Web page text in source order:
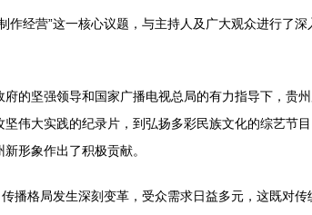
经营”这一核心议题，与主持人及广大观众进行了深
的坚强领导和国家广播电视总局的有力指导下，贵
伟大实践的纪录片，到弘扬多彩民族文化的综艺节
形象作出了积极贡献。
播格局发生深刻变革，受众需求日益多元，这既对